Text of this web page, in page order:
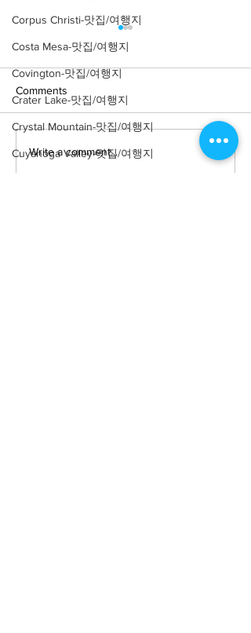
Corpus Christi-맛집/여행지
Costa Mesa-맛집/여행지
Covington-맛집/여행지
Crater Lake-맛집/여행지
Crystal Mountain-맛집/여행지
Cuyahoga Valley-맛집/여행지
[여행지/미네소타 Shafer/
Comments
Write a comment...